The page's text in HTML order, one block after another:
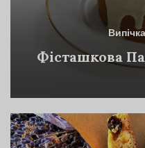
Фісташкова